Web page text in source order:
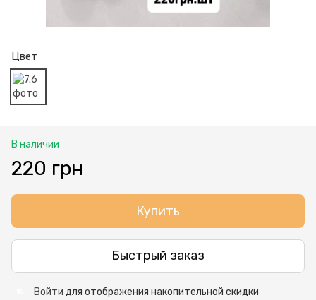
Цвет
В наличии
220 грн
Купить
Быстрый заказ
Войти для отображения накопительной скидки